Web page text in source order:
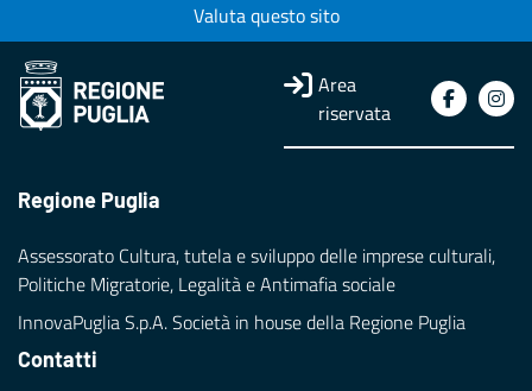
Valuta questo sito
Area
riservata
Regione Puglia
Assessorato Cultura, tutela e sviluppo delle imprese culturali,
Politiche Migratorie, Legalità e Antimafia sociale
InnovaPuglia S.p.A. Società in house della Regione Puglia
Contatti